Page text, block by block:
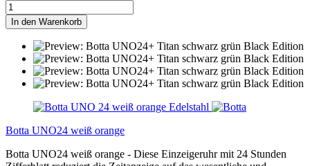
In den Warenkorb
Botta UNO24 weiß orange
Botta UNO24 weiß orange - Diese Einzeigeruhr mit 24 Stunden